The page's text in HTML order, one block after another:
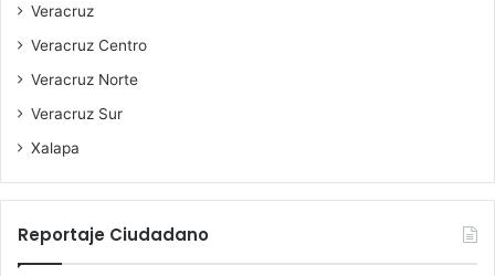
Veracruz
Veracruz Centro
Veracruz Norte
Veracruz Sur
Xalapa
Reportaje Ciudadano